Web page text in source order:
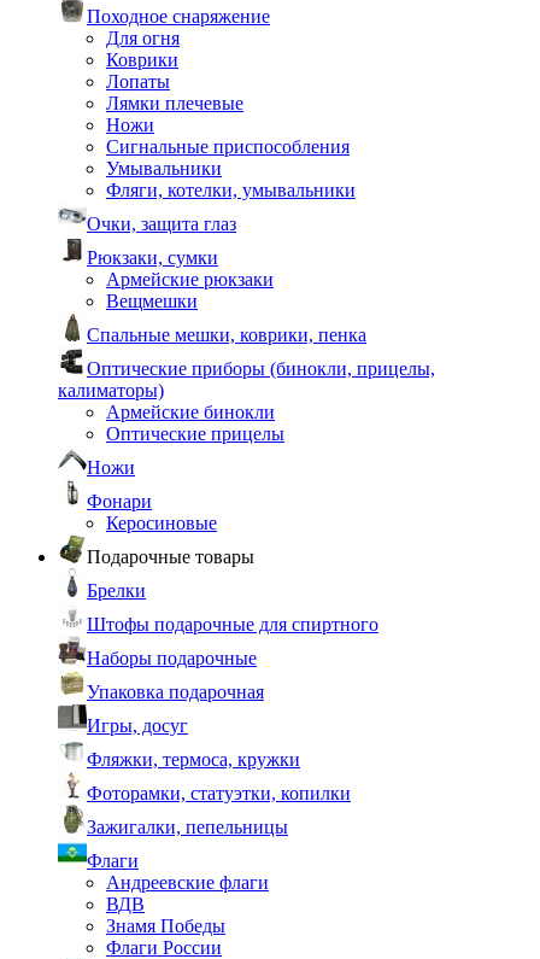
Походное снаряжение
Для огня
Коврики
Лопаты
Лямки плечевые
Ножи
Сигнальные приспособления
Умывальники
Фляги, котелки, умывальники
Очки, защита глаз
Рюкзаки, сумки
Армейские рюкзаки
Вещмешки
Спальные мешки, коврики, пенка
Оптические приборы (бинокли, прицелы,
калиматоры)
Армейские бинокли
Оптические прицелы
Ножи
Фонари
Керосиновые
Подарочные товары
Брелки
Штофы подарочные для спиртного
Наборы подарочные
Упаковка подарочная
Игры, досуг
Фляжки, термоса, кружки
Фоторамки, статуэтки, копилки
Зажигалки, пепельницы
Флаги
Андреевские флаги
ВДВ
Знамя Победы
Флаги России